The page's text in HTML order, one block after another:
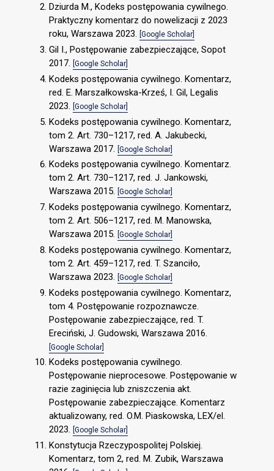
Dziurda M., Kodeks postępowania cywilnego.
Praktyczny komentarz do nowelizacji z 2023
roku, Warszawa 2023. [Google Scholar]
Gil I., Postępowanie zabezpieczające, Sopot
2017. [Google Scholar]
Kodeks postępowania cywilnego. Komentarz,
red. E. Marszałkowska-Krześ, I. Gil, Legalis
2023. [Google Scholar]
Kodeks postępowania cywilnego. Komentarz,
tom 2. Art. 730–1217, red. A. Jakubecki,
Warszawa 2017. [Google Scholar]
Kodeks postępowania cywilnego. Komentarz.
tom 2. Art. 730–1217, red. J. Jankowski,
Warszawa 2015. [Google Scholar]
Kodeks postępowania cywilnego. Komentarz,
tom 2. Art. 506–1217, red. M. Manowska,
Warszawa 2015. [Google Scholar]
Kodeks postępowania cywilnego. Komentarz,
tom 2. Art. 459–1217, red. T. Szanciło,
Warszawa 2023. [Google Scholar]
Kodeks postępowania cywilnego. Komentarz,
tom 4. Postępowanie rozpoznawcze.
Postępowanie zabezpieczające, red. T.
Ereciński, J. Gudowski, Warszawa 2016.
[Google Scholar]
Kodeks postępowania cywilnego.
Postępowanie nieprocesowe. Postępowanie w
razie zaginięcia lub zniszczenia akt.
Postępowanie zabezpieczające. Komentarz
aktualizowany, red. O.M. Piaskowska, LEX/el.
2023. [Google Scholar]
Konstytucja Rzeczypospolitej Polskiej.
Komentarz, tom 2, red. M. Zubik, Warszawa